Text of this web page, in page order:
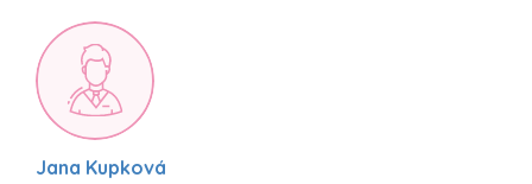
Jana Kupková